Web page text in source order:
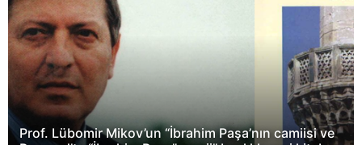
Prof. Lübomir Mikov’un “İbrahim Paşa’nın camiisi ve